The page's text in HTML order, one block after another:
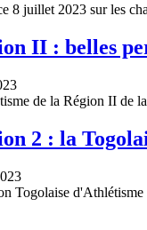
8 juillet 2023 sur les
II : belles
de la Région II
2 : la
Togolaise